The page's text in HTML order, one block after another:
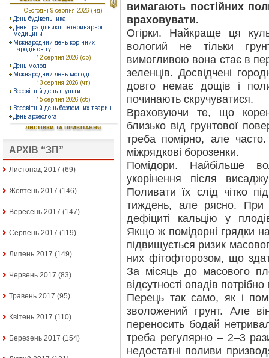
АРХІВ “ЗП”
Листопад 2017 (69)
Жовтень 2017 (146)
Вересень 2017 (147)
Серпень 2017 (119)
Липень 2017 (149)
Червень 2017 (83)
Травень 2017 (95)
Квітень 2017 (110)
Березень 2017 (154)
вимагають постійних
враховувати.
Огірки. Найкраще ця
вологий не тільки
вимогливою вона стає в
зеленців. Досвідчені
довго немає дощів і
починають скручуватися.
Враховуючи те, що
близько від грунтової
треба помірно, але
міжрядкові борозенки.
Помідори. Найбільше
укорінення після
Поливати їх слід чітко
тиждень, але рясно. При
дефіциті кальцію у
Якщо ж помідорні грядки
підвищується ризик
них фітофторозом, що
За місяць до масового
відсутності опадів
Перець так само, як і
зволожений грунт. Але
переносить бодай
треба регулярно – 2–3
недостатні поливи